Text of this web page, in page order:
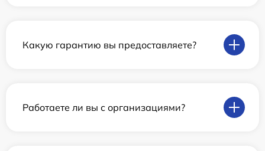
Какую гарантию вы предоставляете?
Работаете ли вы с организациями?